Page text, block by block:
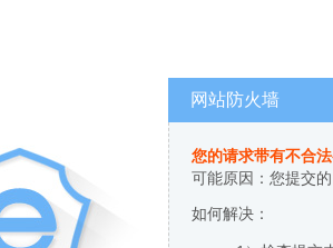
网站防火墙
您的请求带有不合
可能原因：您提交
如何解决：